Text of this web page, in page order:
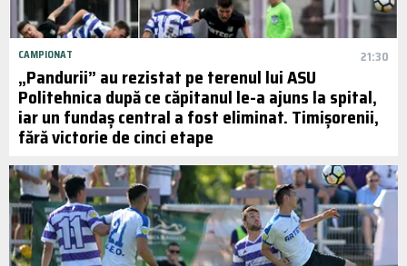
CAMPIONAT 21:30
„Pandurii” au rezistat pe terenul lui ASU
Politehnica după ce căpitanul le-a ajuns la spital,
iar un fundaș central a fost eliminat. Timișorenii,
fără victorie de cinci etape